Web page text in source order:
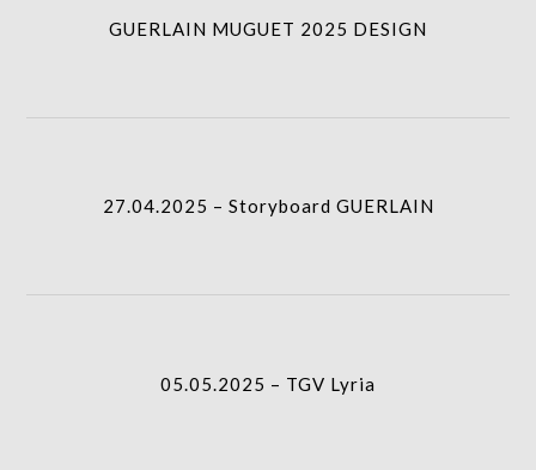
GUERLAIN MUGUET 2025 DESIGN
27.04.2025 – Storyboard GUERLAIN
05.05.2025 – TGV Lyria